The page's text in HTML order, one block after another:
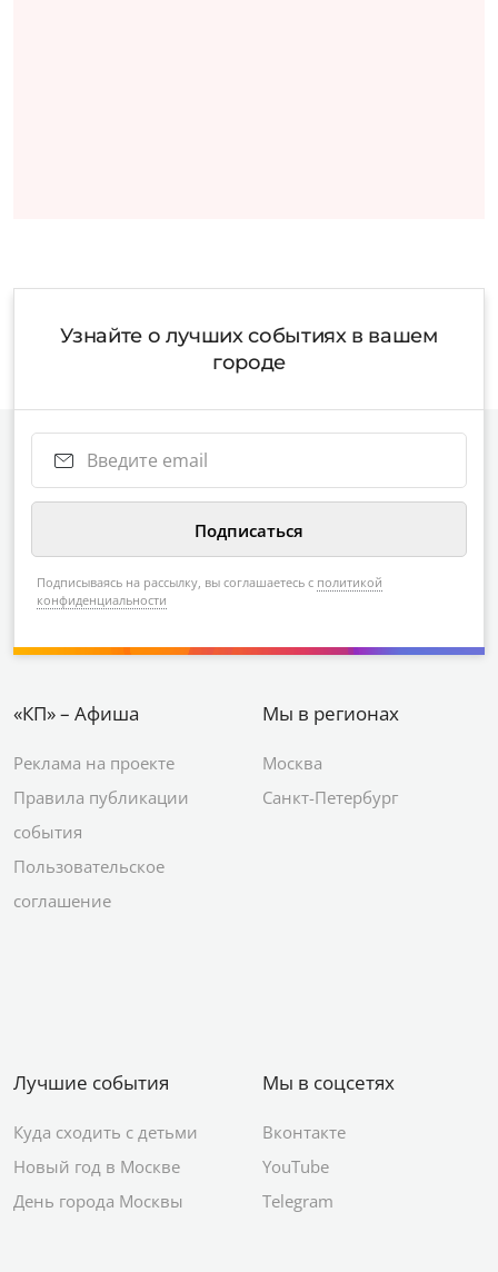
Узнайте о лучших событиях в вашем
городе
Подписываясь на рассылку, вы соглашаетесь с политикой
конфиденциальности
«КП» – Афиша
Реклама на проекте
Правила публикации
события
Пользовательское
соглашение
Мы в регионах
Москва
Санкт-Петербург
Лучшие события
Куда сходить с детьми
Новый год в Москве
День города Москвы
Мы в соцсетях
Вконтакте
YouTube
Telegram